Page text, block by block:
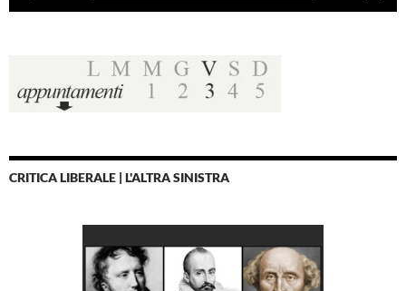
CRITICA LIBERALE | L'ALTRA SINISTRA